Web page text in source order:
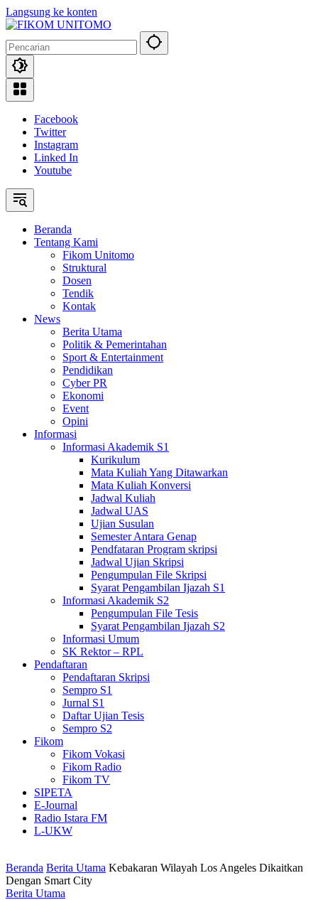
Langsung ke konten
Facebook
Twitter
Instagram
Linked In
Youtube
Beranda
Tentang Kami
Fikom Unitomo
Struktural
Dosen
Tendik
Kontak
News
Berita Utama
Politik & Pemerintahan
Sport & Entertainment
Pendidikan
Cyber PR
Ekonomi
Event
Opini
Informasi
Informasi Akademik S1
Kurikulum
Mata Kuliah Yang Ditawarkan
Mata Kuliah Konversi
Jadwal Kuliah
Jadwal UAS
Ujian Susulan
Semester Antara Genap
Pendfataran Program skripsi
Jadwal Ujian Skripsi
Pengumpulan File Skripsi
Syarat Pengambilan Ijazah S1
Informasi Akademik S2
Pengumpulan File Tesis
Syarat Pengambilan Ijazah S2
Informasi Umum
SK Rektor – RPL
Pendaftaran
Pendaftaran Skripsi
Sempro S1
Jurnal S1
Daftar Ujian Tesis
Sempro S2
Fikom
Fikom Vokasi
Fikom Radio
Fikom TV
SIPETA
E-Journal
Radio Istara FM
L-UKW
Beranda Berita Utama Kebakaran Wilayah Los Angeles Dikaitkan
Dengan Smart City
Berita Utama